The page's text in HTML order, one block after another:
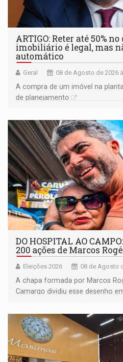
ARTIGO: Reter até 50%
imobiliário é legal, mas
automático
Geral 08 de Agosto de 2026
A compra de um imóvel na
de planejamento
DO HOSPITAL AO
200 ações de Marcos
Eleições 2026 08 de Agosto
A chapa formada por Marcos
Camargo dividiu esse desenho